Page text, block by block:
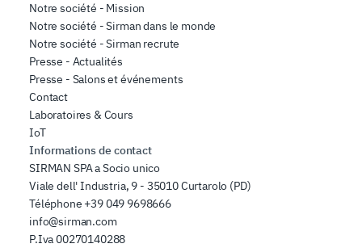
Notre société - Mission
Notre société - Sirman dans le monde
Notre société - Sirman recrute
Presse - Actualités
Presse - Salons et événements
Contact
Laboratoires & Cours
IoT
Informations de contact
SIRMAN SPA a Socio unico
Viale dell' Industria, 9 - 35010 Curtarolo (PD)
Téléphone +39 049 9698666
info@sirman.com
P.Iva 00270140288